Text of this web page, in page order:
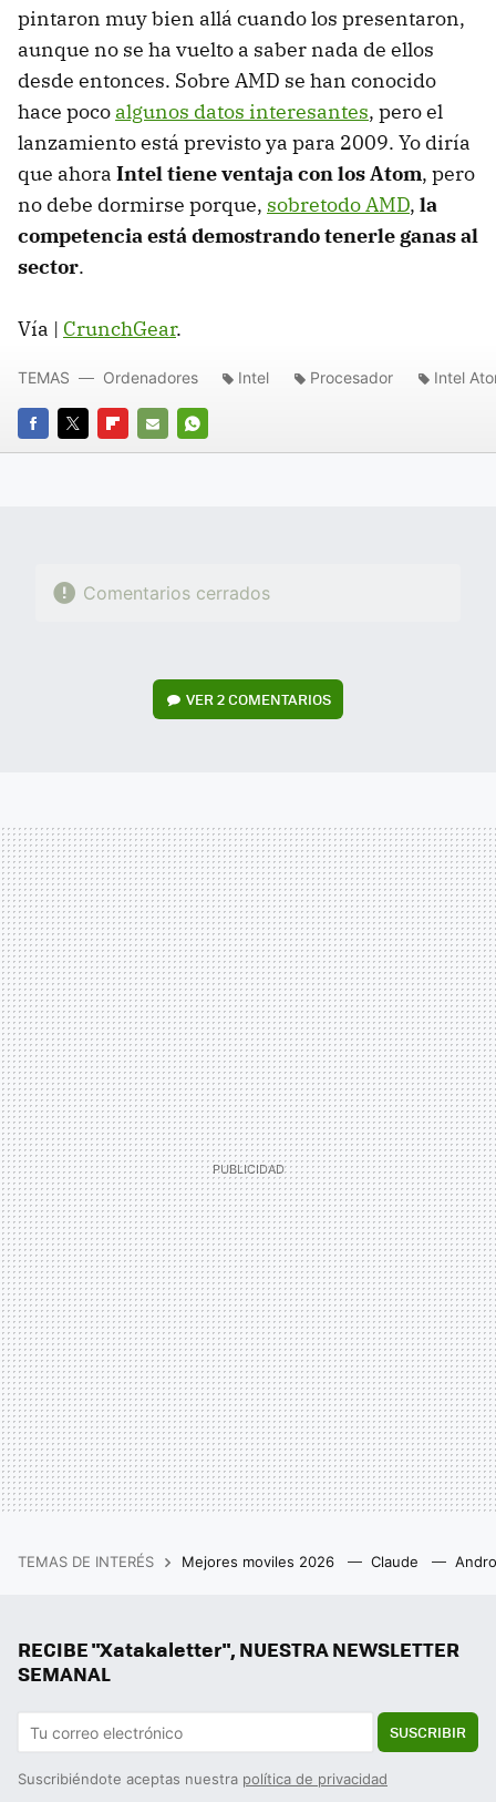
pintaron muy bien allá cuando los presentaron,
aunque no se ha vuelto a saber nada de ellos
desde entonces. Sobre AMD se han conocido
hace poco algunos datos interesantes, pero el
lanzamiento está previsto ya para 2009. Yo diría
que ahora Intel tiene ventaja con los Atom, pero
no debe dormirse porque, sobretodo AMD, la
competencia está demostrando tenerle ganas al
sector.
Vía | CrunchGear.
FACEBOOK
TWITTERFLIPBOARD
E-
WHATSAPP
TEMAS Ordenadores Intel Procesador Intel
Comentarios cerrados
VER2 COMENTARIOS
TEMAS DE INTERÉS Mejores moviles 2026 Claude
RECIBE "Xatakaletter", NUESTRA NEWSLETTER
SEMANAL
SUSCRIBIR
Suscribiéndote aceptas nuestra política de privacidad